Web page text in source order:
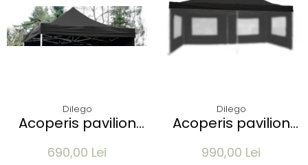
Dilego
Acoperis pavilion
diverse culori
690,00 Lei
Dilego
Acoperis pavilion
990,00 Lei